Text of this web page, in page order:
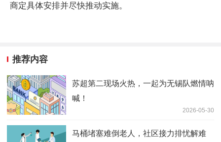
商定具体安排并尽快推动实施。
推荐内容
苏超第二现场火热，一起为无锡队燃情呐
喊！
2026-05-30
马桶堵塞难倒老人，社区接力排忧解难